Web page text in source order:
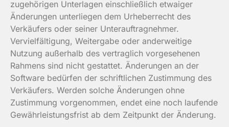
zugehörigen Unterlagen einschließlich etwaiger
Änderungen unterliegen dem Urheberrecht des
Verkäufers oder seiner Unterauftragnehmer.
Vervielfältigung, Weitergabe oder anderweitige
Nutzung außerhalb des vertraglich vorgesehenen
Rahmens sind nicht gestattet. Änderungen an der
Software bedürfen der schriftlichen Zustimmung des
Verkäufers. Werden solche Änderungen ohne
Zustimmung vorgenommen, endet eine noch laufende
Gewährleistungsfrist ab dem Zeitpunkt der Änderung.